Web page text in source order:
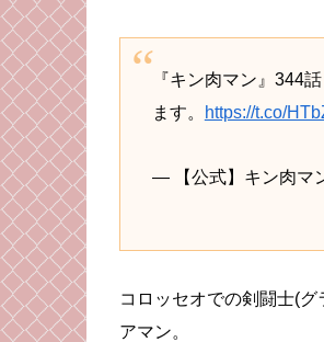
『キン肉マン』344
ます。
https://t.co/
— 【公式】キン肉マ
コロッセオでの剣闘士(
アマン。